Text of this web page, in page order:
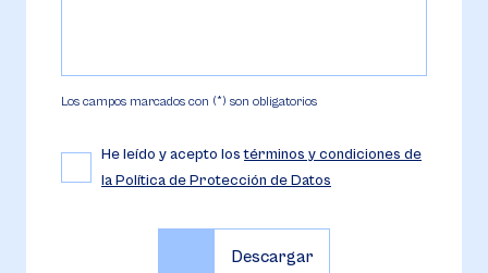
Los campos marcados con (*) son obligatorios
He leído y acepto lostérminos y condiciones de
la Política de Protección de Datos